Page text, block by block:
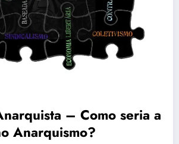
– Como seria a
Anarquismo?